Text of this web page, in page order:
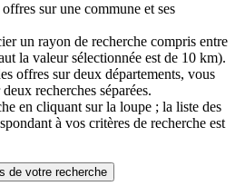
sur une commune et ses
un rayon de recherche compris entre
la valeur sélectionnée est de 10 km).
offres sur deux départements, vous
recherches séparées.
en cliquant sur la loupe ; la liste des
à vos critères de recherche est
de votre recherche